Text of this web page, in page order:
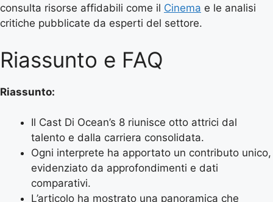
consulta risorse affidabili come il Cinema e le analisi
critiche pubblicate da esperti del settore.
Riassunto e FAQ
Riassunto:
Il Cast Di Ocean’s 8 riunisce otto attrici dal
talento e dalla carriera consolidata.
Ogni interprete ha apportato un contributo unico,
evidenziato da approfondimenti e dati
comparativi.
L’articolo ha mostrato una panoramica che